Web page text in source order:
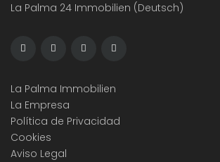
La Palma 24 Immobilien (Deutsch)
La Palma Immobilien
La Empresa
Política de Privacidad
Cookies
Aviso Legal